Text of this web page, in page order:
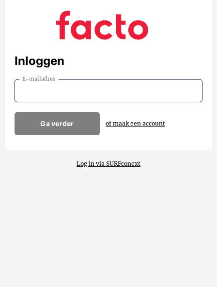
Inloggen
E-mailadres
Ga verder of maak een account
Log in via SURFconext